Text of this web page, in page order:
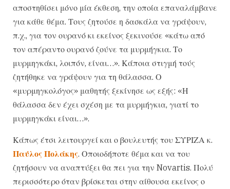
αποστηθίσει μόνο μία έκθεση, την οποία επαναλάμβανε
για κάθε θέμα. Τους ζητούσε η δασκάλα να γράψουν,
π.χ., για τον ουρανό κι εκείνος ξεκινούσε «κάτω από
τον απέραντο ουρανό ζούνε τα μυρμήγκια. Το
μυρμηγκάκι, λοιπόν, είναι…». Κάποια στιγμή τούς
ζητήθηκε να γράψουν για τη θάλασσα. Ο
«μυρμηγκολόγος» μαθητής ξεκίνησε ως εξής: «Η
θάλασσα δεν έχει σχέση με τα μυρμήγκια, γιατί το
μυρμηγκάκι είναι…».
Κάπως έτσι λειτουργεί και ο βουλευτής του ΣΥΡΙΖΑ κ.
Παύλος Πολάκης. Οποιοδήποτε θέμα και να του
ζητήσουν να αναπτύξει θα πει για την Novartis. Πολύ
περισσότερο όταν βρίσκεται στην αίθουσα εκείνος ο